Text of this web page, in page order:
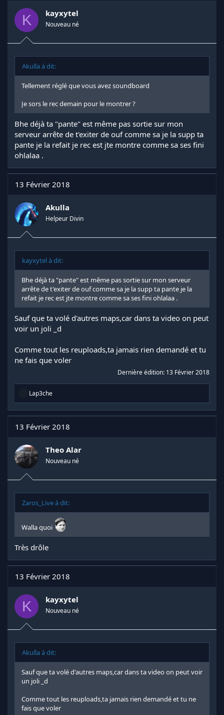
K kayxytel
Nouveau né
Akulla à dit:
Tellement réglé que vous avez soundboard
Je sors le rec demain pour le montrer ?
Bhe déjà ta "pante" est même pas sortie sur mon
serveur arrête de t'exiter de ouf comme sa je la supp ta
pante je la refait je rec est jte montre comme sa ses fini
ohlalaa .
13 Février 2018
Akulla
Helpeur Divin
kayxytel à dit:
Bhe déjà ta "pante" est même pas sortie sur mon serveur
arrête de t'exiter de ouf comme sa je la supp ta pante je la
refait je rec est jte montre comme sa ses fini ohlalaa .
Sauf que ta volé d'autres maps,car dans ta video on peut
voir un joli _d
Comme tout les reuploads,ta jamais rien demandé et tu
ne fais que voler
Dernière édition: 13 Février 2018
R
a
c
t
n
s
:
Lap3che
13 Février 2018
Theo Alar
Nouveau né
Zaros_Live à dit:
Walla quoi
Très drôle
13 Février 2018
K kayxytel
Nouveau né
Akulla à dit:
Sauf que ta volé d'autres maps,car dans ta video on peut voir
un joli _d
Comme tout les reuploads,ta jamais rien demandé et tu ne
fais que voler